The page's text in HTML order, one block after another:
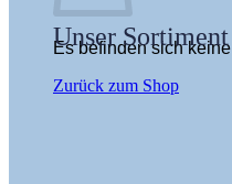
Es befinden sich
Zurück zum Shop
Unser Sortiment